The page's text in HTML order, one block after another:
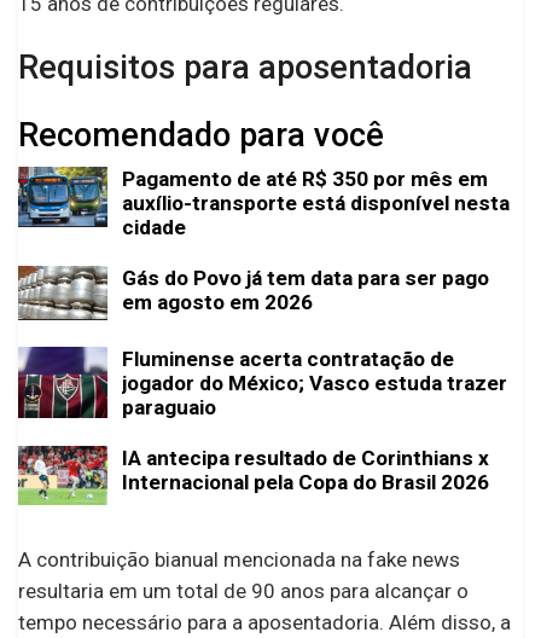
Requisitos para aposentadoria
Recomendado para você
Pagamento de até R$ 350 por mês em
auxílio-transporte está disponível nesta
cidade
Gás do Povo já tem data para ser pago
em agosto em 2026
Fluminense acerta contratação de
jogador do México; Vasco estuda trazer
paraguaio
IA antecipa resultado de Corinthians x
Internacional pela Copa do Brasil 2026
A contribuição bianual mencionada na fake news
resultaria em um total de 90 anos para alcançar o
tempo necessário para a aposentadoria. Além disso, a